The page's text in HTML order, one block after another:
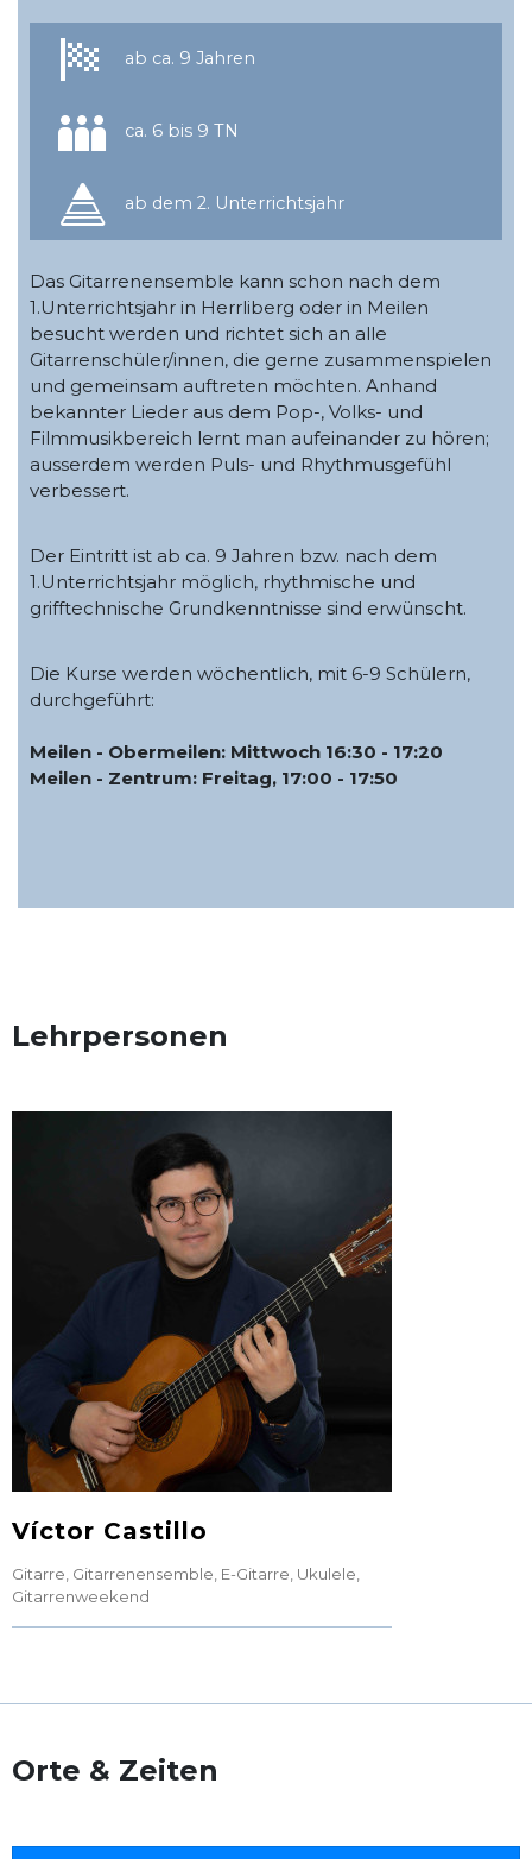
ab ca. 9 Jahren
ca. 6 bis 9 TN
ab dem 2. Unterrichtsjahr
Das Gitarrenensemble kann schon nach dem
1.Unterrichtsjahr in Herrliberg oder in Meilen
besucht werden und richtet sich an alle
Gitarrenschüler/innen, die gerne zusammenspielen
und gemeinsam auftreten möchten. Anhand
bekannter Lieder aus dem Pop-, Volks- und
Filmmusikbereich lernt man aufeinander zu hören;
ausserdem werden Puls- und Rhythmusgefühl
verbessert.
Der Eintritt ist ab ca. 9 Jahren bzw. nach dem
1.Unterrichtsjahr möglich, rhythmische und
grifftechnische Grundkenntnisse sind erwünscht.
Die Kurse werden wöchentlich, mit 6-9 Schülern,
durchgeführt:
Meilen - Obermeilen: Mittwoch 16:30 - 17:20
Meilen - Zentrum: Freitag, 17:00 - 17:50
Lehrpersonen
Víctor Castillo
Gitarre Gitarrenensemble E-Gitarre Ukulele
Gitarrenweekend
Orte & Zeiten